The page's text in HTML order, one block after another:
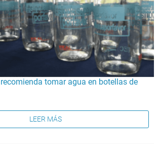
recomienda tomar agua en botellas de
LEER MÁS